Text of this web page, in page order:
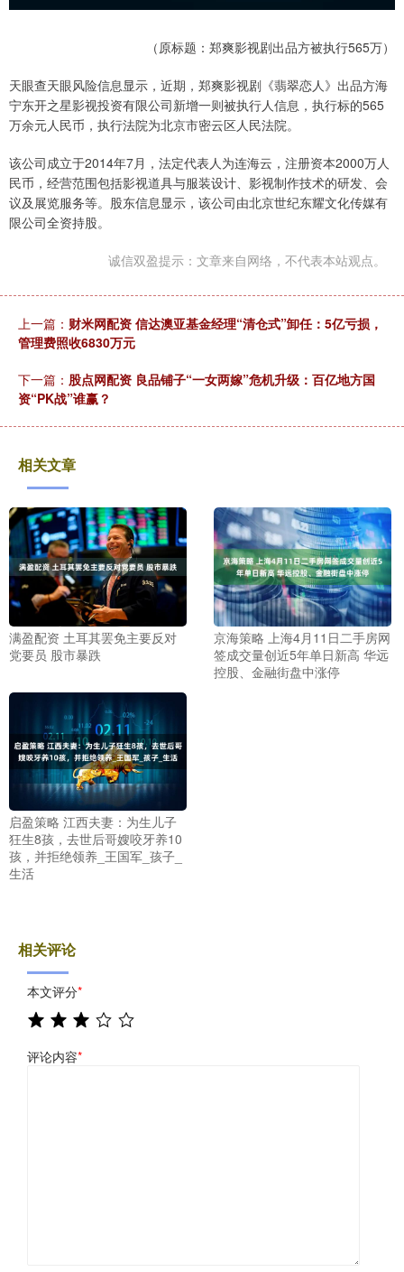
（原标题：郑爽影视剧出品方被执行565万）
天眼查天眼风险信息显示，近期，郑爽影视剧《翡翠恋人》出品方海
宁东开之星影视投资有限公司新增一则被执行人信息，执行标的565
万余元人民币，执行法院为北京市密云区人民法院。
该公司成立于2014年7月，法定代表人为连海云，注册资本2000万人
民币，经营范围包括影视道具与服装设计、影视制作技术的研发、会
议及展览服务等。股东信息显示，该公司由北京世纪东耀文化传媒有
限公司全资持股。
诚信双盈提示：文章来自网络，不代表本站观点。
上一篇： 财米网配资 信达澳亚基金经理“清仓式”卸任：5亿亏损，
管理费照收6830万元
下一篇： 股点网配资 良品铺子“一女两嫁”危机升级：百亿地方国
资“PK战”谁赢？
相关文章
满盈配资 土耳其罢免主要反对
党要员 股市暴跌
京海策略 上海4月11日二手房网
签成交量创近5年单日新高 华远
控股、金融街盘中涨停
启盈策略 江西夫妻：为生儿子
狂生8孩，去世后哥嫂咬牙养10
孩，并拒绝领养_王国军_孩子_
生活
相关评论
本文评分*
评论内容*